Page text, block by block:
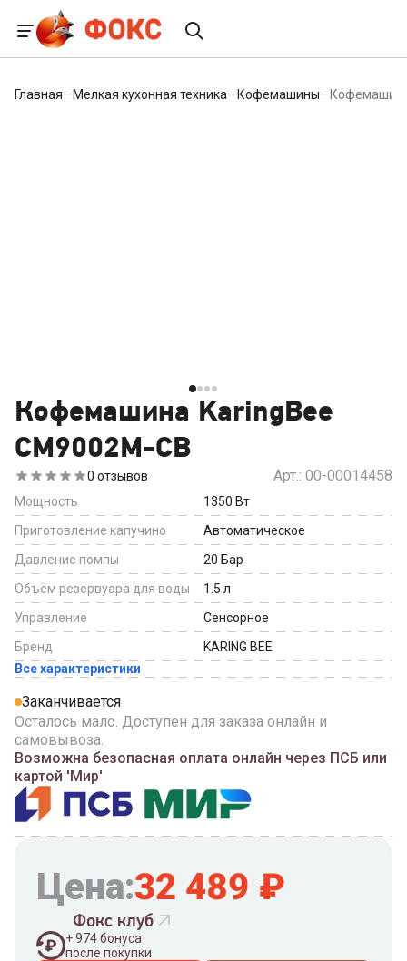
Главная—Мелкая кухонная техника—Кофемашины—
Кофемашина KaringBee
CM9002M-CB
0 отзывов Арт.: 00-00014458
Мощность 1350 Вт
Приготовление капучино
Автоматическое
Давление помпы
20 Бар
Объём резервуара для воды
1.5 л
Управление
Сенсорное
Бренд
KARING BEE
Все характеристики
Заканчивается
Осталось мало. Доступен для заказа онлайн и
самовывоза.
Возможна безопасная оплата онлайн через ПСБ или
картой 'Мир'
Цена:32 489 ₽
Фокс клуб
+974бонуса
после покупки